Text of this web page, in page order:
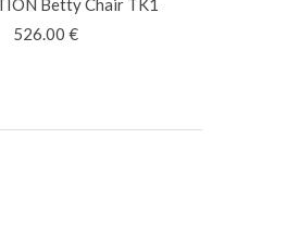
Betty Chair TK1
526.00 €